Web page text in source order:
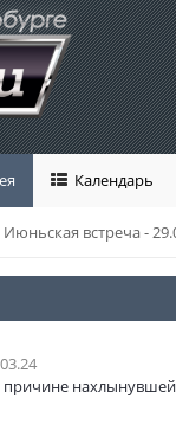
Календарь
Июньская встреча -